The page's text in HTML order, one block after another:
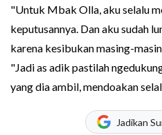
"Untuk Mbak Olla, aku selalu
keputusannya. Dan aku sudah
karena kesibukan masing-
"Jadi as adik pastilah
yang dia ambil, mendoakan
Jadikan